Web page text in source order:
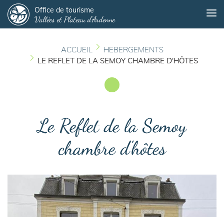
au
contenu
Office de tourisme
Vallées et Plateau d'Ardenne
ACCUEIL
HEBERGEMENTS
LE REFLET DE LA SEMOY CHAMBRE D'HÔTES
Le Reflet de la Semoy
chambre d'hôtes
Panneau de gestion des cookies